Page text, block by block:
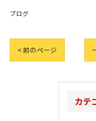
ブログ
< 前のページ
カテ